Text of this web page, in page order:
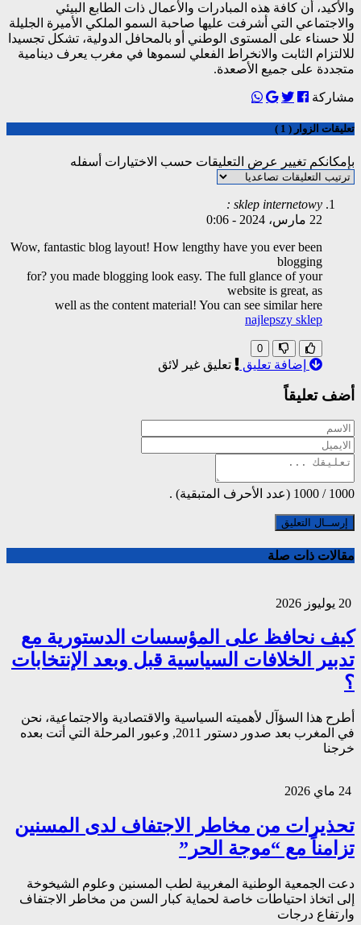
والأكيد، أن كافة هذه المبادرات والأعمال ذات الطابع البيئي
والاجتماعي التي أشرفت عليها صاحبة السمو الملكي الأميرة الجليلة
للا حسناء على المستوى الوطني أو بالمحافل الدولية، تشكل تجسيدا
للالتزام الثابت والانخراط الفعلي لسموها في مغرب يعرف دينامية
متجددة على جميع الأصعدة.
مشاركة
تعليقات الزوار ( 1 )
بإمكانكم تغيير عرض التعليقات حسب الاختيارات أسفله
sklep internetowy :
22 مارس، 2024
-
0:06
Wow, fantastic blog layout! How lengthy have you ever been
blogging
for? you made blogging look easy. The full glance of your
website is great, as
well as the content material! You can see similar here
najlepszy sklep
0
إضافة تعليق تعليق غير لائق
أضف تعليقاً
1000
/
1000 (عدد الأحرف المتبقية) .
مقالات ذات صلة
كيف نحافظ على المؤسسات الدستورية مع
تدبير الخلافات السياسية قبل وبعد الإنتخابات
؟
أطرح هذا السؤآل لأهميته السياسية والاقتصادية والاجتماعية، نحن
في المغرب بعد صدور دستور 2011, وعبور المرحلة التي أتت بعده
خرجنا
تحذيرات من مخاطر الاجتفاف لدى المسنين
تزامناً مع “موجة الحر”
دعت الجمعية الوطنية المغربية لطب المسنين وعلوم الشيخوخة
إلى اتخاذ احتياطات خاصة لحماية كبار السن من مخاطر الاجتفاف
وارتفاع درجات